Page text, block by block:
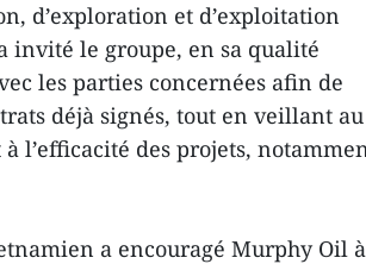
d’exploration et d’exploitation
invité le groupe, en sa qualité
les parties concernées afin de
déjà signés, tout en veillant au
l’efficacité des projets,
a encouragé Murphy Oil à